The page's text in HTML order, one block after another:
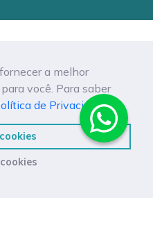
a melhor
você. Para saber
de Privacidade.